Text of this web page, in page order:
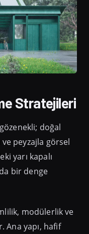
Stratejileri
doğal
ve peyzajla görsel
yarı kapalı
bir denge
modülerlik ve
Ana yapı, hafif